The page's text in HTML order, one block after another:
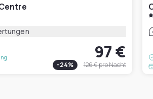
97 €
-24% 126 €pro Nacht